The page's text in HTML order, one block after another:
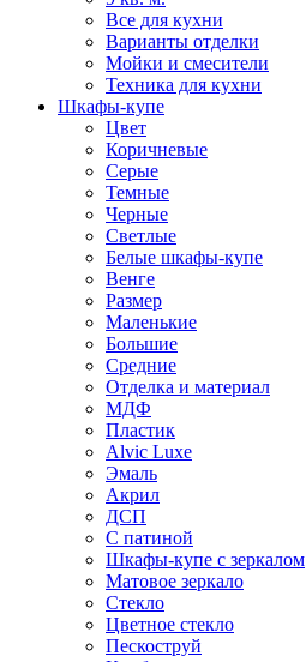
Все для кухни
Варианты отделки
Мойки и смесители
Техника для кухни
Шкафы-купе
Цвет
Коричневые
Серые
Темные
Черные
Светлые
Белые шкафы-купе
Венге
Размер
Маленькие
Большие
Средние
Отделка и материал
МДФ
Пластик
Alvic Luxe
Эмаль
Акрил
ДСП
С патиной
Шкафы-купе с зеркалом
Матовое зеркало
Стекло
Цветное стекло
Пескоструй